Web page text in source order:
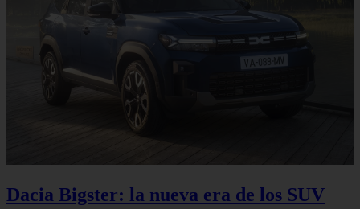
Dacia Bigster: la nueva era de los SUV